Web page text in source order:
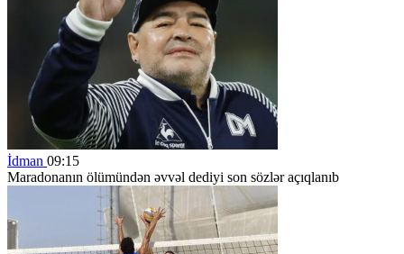
İdman 09:15
Maradonanın ölümündən əvvəl dediyi son sözlər açıqlanıb